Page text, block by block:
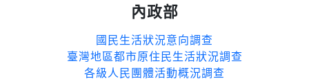
內政部
國民生活狀況意向調查
臺灣地區都市原住民生活狀況調查
各級人民團體活動概況調查